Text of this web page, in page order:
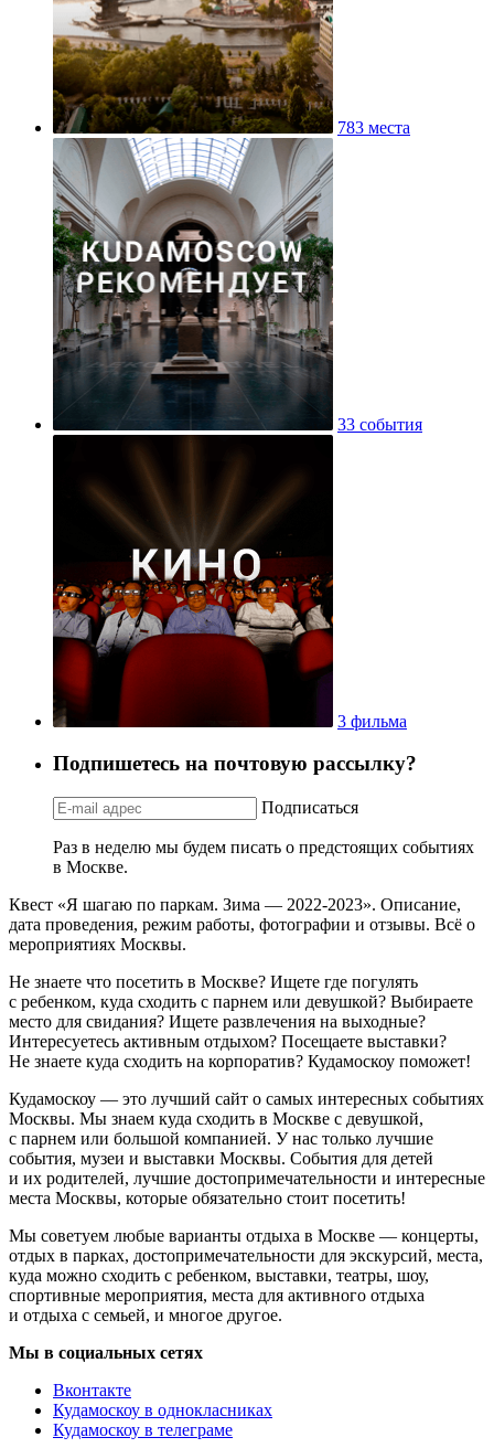
783 места
33 события
3 фильма
Подпишетесь на почтовую рассылку?
Подписаться
Раз в неделю мы будем писать о предстоящих событиях
в Москве.
Квест «Я шагаю по паркам. Зима — 2022-2023». Описание,
дата проведения, режим работы, фотографии и отзывы. Всё о
мероприятиях Москвы.
Не знаете что посетить в Москве? Ищете где погулять
с ребенком, куда сходить с парнем или девушкой? Выбираете
место для свидания? Ищете развлечения на выходные?
Интересуетесь активным отдыхом? Посещаете выставки?
Не знаете куда сходить на корпоратив? Кудамоскоу поможет!
Кудамоскоу — это лучший сайт о самых интересных событиях
Москвы. Мы знаем куда сходить в Москве с девушкой,
с парнем или большой компанией. У нас только лучшие
события, музеи и выставки Москвы. События для детей
и их родителей, лучшие достопримечательности и интересные
места Москвы, которые обязательно стоит посетить!
Мы советуем любые варианты отдыха в Москве — концерты,
отдых в парках, достопримечательности для экскурсий, места,
куда можно сходить с ребенком, выставки, театры, шоу,
спортивные мероприятия, места для активного отдыха
и отдыха с семьей, и многое другое.
Мы в социальных сетях
Вконтакте
Кудамоскоу в однокласниках
Кудамоскоу в телеграме